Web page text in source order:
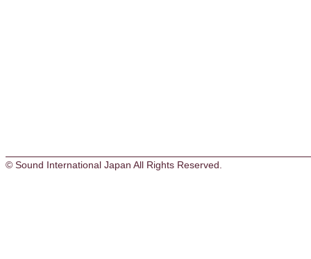
© Sound International Japan All Rights Reserved.